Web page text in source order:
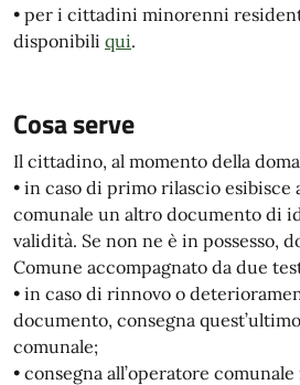
• per i cittadini minorenni
disponibili qui.
Cosa serve
Il cittadino, al momento della
• in caso di primo rilascio esibisce
comunale un altro documento di
validità. Se non ne è in possesso,
Comune accompagnato da due
• in caso di rinnovo o
documento, consegna
comunale;
• consegna all’operatore